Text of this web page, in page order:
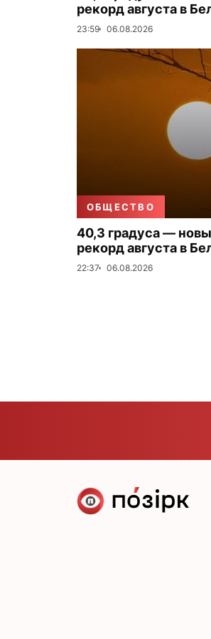
рекорд августа в
23:59 06.08.2026
ОБЩЕСТВО
40,3 градуса —
рекорд августа в
22:37 06.08.2026